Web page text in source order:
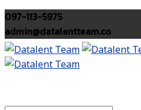
097-113-5975
admin@datalentteam.co